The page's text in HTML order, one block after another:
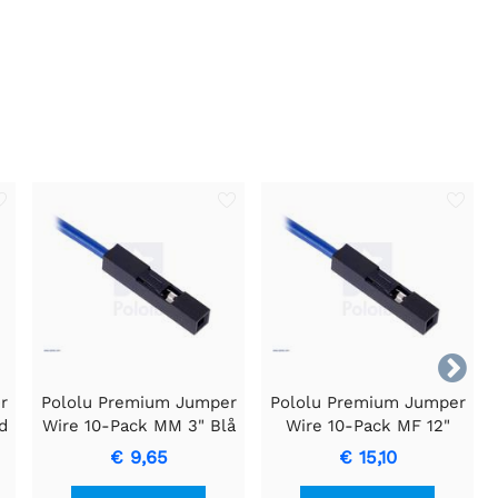

Pololu Premium Jumper
Wire 10-Pack MM 3" Blå
€ 9,65
Pololu Premium Jumper
Wire 10-Pack MF 12"
Orange
€ 15,10